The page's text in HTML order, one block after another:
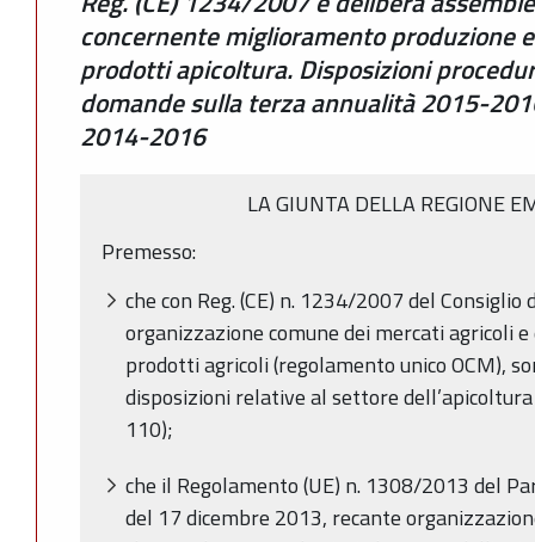
concernente miglioramento produzione
prodotti apicoltura. Disposizioni
domande sulla terza annualità 2015-
2014-2016
LA GIUNTA DELLA REGIONE
Premesso:
che con Reg. (CE) n. 1234/2007 del
organizzazione comune dei mercati agricoli
prodotti agricoli (regolamento unico OCM),
disposizioni relative al settore
110);
che il Regolamento (UE) n. 1308/2013 del
del 17 dicembre 2013, recante